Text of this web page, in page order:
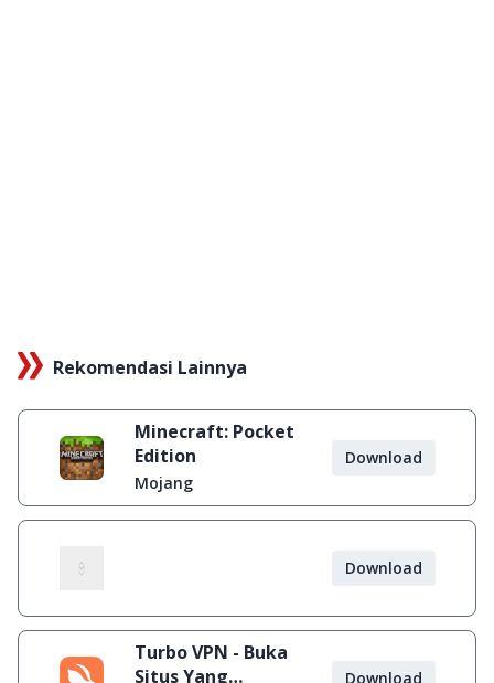
Rekomendasi Lainnya
Minecraft: Pocket
Edition
Mojang
Download
Download
Turbo VPN - Buka
Situs Yang
Download